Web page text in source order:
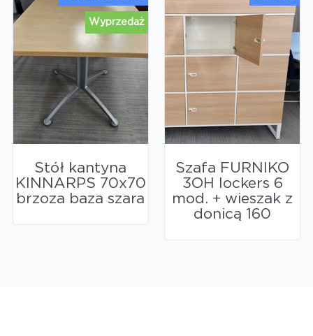
Wyprzedaż
Stół kantyna
KINNARPS 70x70
brzoza baza szara
Szafa FURNIKO
3OH lockers 6
mod. + wieszak z
donicą 160